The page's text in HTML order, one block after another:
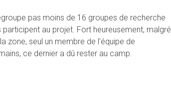
pas moins de 16 groupes de recherche
au projet. Fort heureusement, malgré
zone, seul un membre de l'équipe de
ce dernier a dû rester au camp.